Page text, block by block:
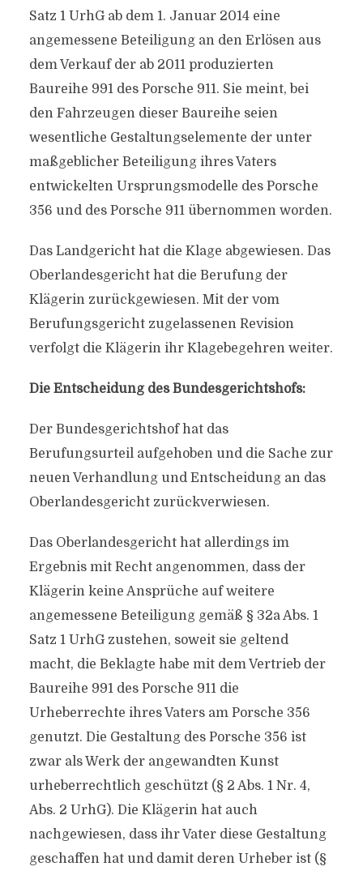
Satz 1 UrhG ab dem 1. Januar 2014 eine
angemessene Beteiligung an den Erlösen aus
dem Verkauf der ab 2011 produzierten
Baureihe 991 des Porsche 911. Sie meint, bei
den Fahrzeugen dieser Baureihe seien
wesentliche Gestaltungselemente der unter
maßgeblicher Beteiligung ihres Vaters
entwickelten Ursprungsmodelle des Porsche
356 und des Porsche 911 übernommen worden.
Das Landgericht hat die Klage abgewiesen. Das
Oberlandesgericht hat die Berufung der
Klägerin zurückgewiesen. Mit der vom
Berufungsgericht zugelassenen Revision
verfolgt die Klägerin ihr Klagebegehren weiter.
Die Entscheidung des Bundesgerichtshofs:
Der Bundesgerichtshof hat das
Berufungsurteil aufgehoben und die Sache zur
neuen Verhandlung und Entscheidung an das
Oberlandesgericht zurückverwiesen.
Das Oberlandesgericht hat allerdings im
Ergebnis mit Recht angenommen, dass der
Klägerin keine Ansprüche auf weitere
angemessene Beteiligung gemäß § 32a Abs. 1
Satz 1 UrhG zustehen, soweit sie geltend
macht, die Beklagte habe mit dem Vertrieb der
Baureihe 991 des Porsche 911 die
Urheberrechte ihres Vaters am Porsche 356
genutzt. Die Gestaltung des Porsche 356 ist
zwar als Werk der angewandten Kunst
urheberrechtlich geschützt (§ 2 Abs. 1 Nr. 4,
Abs. 2 UrhG). Die Klägerin hat auch
nachgewiesen, dass ihr Vater diese Gestaltung
geschaffen hat und damit deren Urheber ist (§